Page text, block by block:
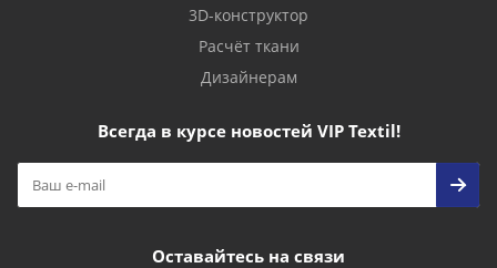
3D-конструктор
Расчёт ткани
Дизайнерам
Всегда в курсе новостей VIP Textil!
Оставайтесь на связи